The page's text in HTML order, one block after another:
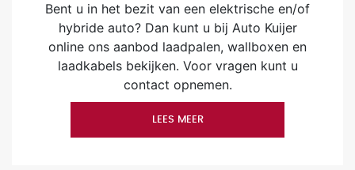
Bent u in het bezit van een elektrische en/of
hybride auto? Dan kunt u bij Auto Kuijer
online ons aanbod laadpalen, wallboxen en
laadkabels bekijken. Voor vragen kunt u
contact opnemen.
LEES MEER